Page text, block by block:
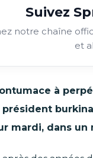
Suivez
notre chaîne
et
à
président
mardi, dans un